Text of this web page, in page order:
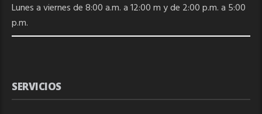
Lunes a viernes de 8:00 a.m. a 12:00 m y de 2:00 p.m. a 5:00
p.m.
SERVICIOS